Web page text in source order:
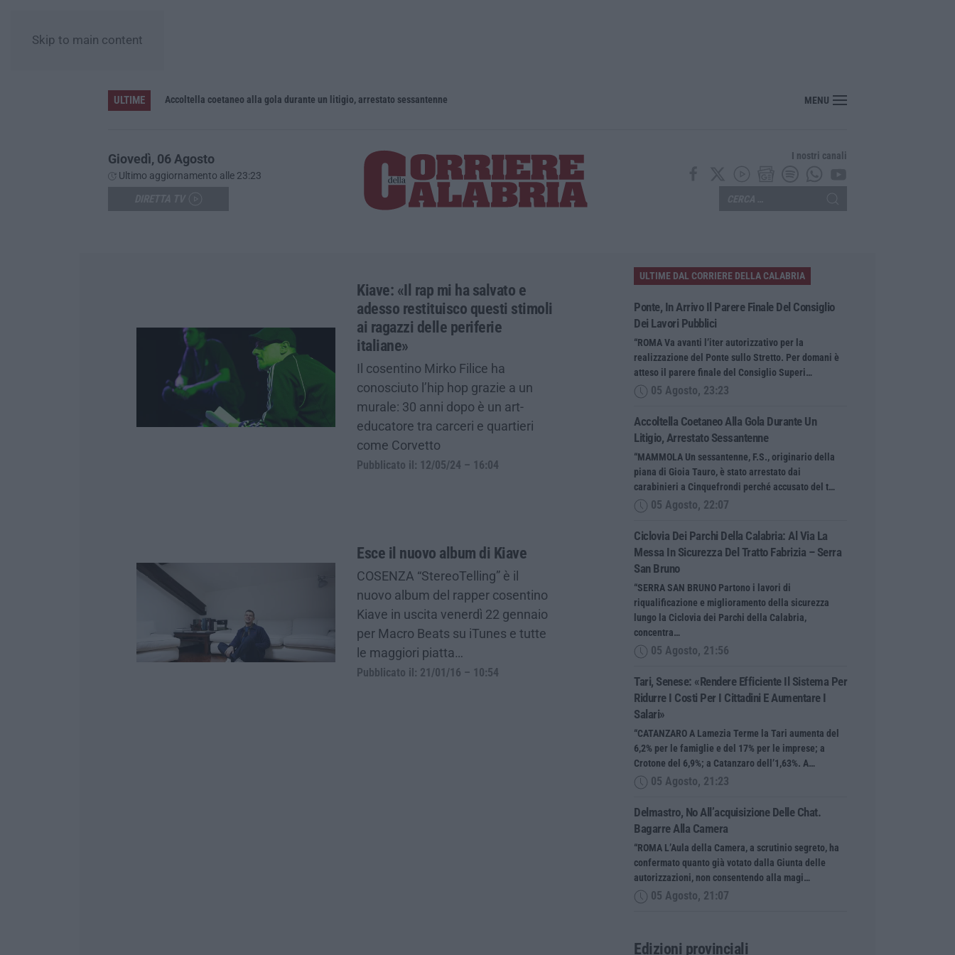
Skip to main content
ULTIME Accoltella coetaneo alla gola durante un litigio, arrestato sessantenne MENU
Giovedì, 06 Agosto
Ultimo aggiornamento alle 23:23
I nostri canali
Kiave: «Il rap mi ha salvato e
adesso restituisco questi stimoli
ai ragazzi delle periferie
italiane»
Il cosentino Mirko Filice ha
conosciuto l’hip hop grazie a un
murale: 30 anni dopo è un art-
educatore tra carceri e quartieri
come Corvetto
Pubblicato il: 12/05/24 – 16:04
Esce il nuovo album di Kiave
COSENZA “StereoTelling” è il
nuovo album del rapper cosentino
Kiave in uscita venerdì 22 gennaio
per Macro Beats su iTunes e tutte
le maggiori piatta…
Pubblicato il: 21/01/16 – 10:54
ULTIME DAL CORRIERE DELLA CALABRIA
Ponte, In Arrivo Il Parere Finale Del Consiglio
Dei Lavori Pubblici
“ROMA Va avanti l’iter autorizzativo per la
realizzazione del Ponte sullo Stretto. Per domani è
atteso il parere finale del Consiglio Superi…
05 Agosto, 23:23
Accoltella Coetaneo Alla Gola Durante Un
Litigio, Arrestato Sessantenne
“MAMMOLA Un sessantenne, F.S., originario della
piana di Gioia Tauro, è stato arrestato dai
carabinieri a Cinquefrondi perché accusato del t…
05 Agosto, 22:07
Ciclovia Dei Parchi Della Calabria: Al Via La
Messa In Sicurezza Del Tratto Fabrizia – Serra
San Bruno
“SERRA SAN BRUNO Partono i lavori di
riqualificazione e miglioramento della sicurezza
lungo la Ciclovia dei Parchi della Calabria,
concentra…
05 Agosto, 21:56
Tari, Senese: «Rendere Efficiente Il Sistema Per
Ridurre I Costi Per I Cittadini E Aumentare I
Salari»
“CATANZARO A Lamezia Terme la Tari aumenta del
6,2% per le famiglie e del 17% per le imprese; a
Crotone del 6,9%; a Catanzaro dell’1,63%. A…
05 Agosto, 21:23
Delmastro, No All’acquisizione Delle Chat.
Bagarre Alla Camera
“ROMA L’Aula della Camera, a scrutinio segreto, ha
confermato quanto già votato dalla Giunta delle
autorizzazioni, non consentendo alla magi…
05 Agosto, 21:07
Edizioni provinciali